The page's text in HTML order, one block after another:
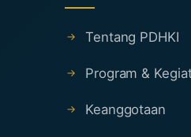
Tentang PDHKI
Program &
Keanggotaan